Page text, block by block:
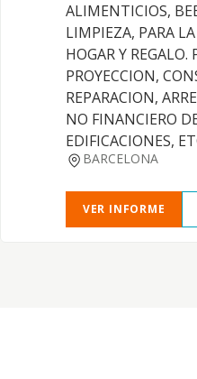
ALIMENTICIOS,
LIMPIEZA, PARA
HOGAR Y
PROYECCION,
REPARACION,
NO FINANCIERO
EDIFICACIONES,
BARCELONA
VER INFORME